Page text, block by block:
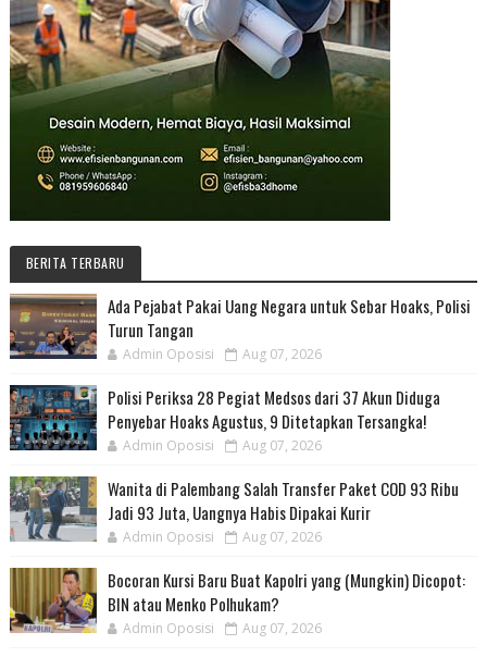
BERITA TERBARU
Ada Pejabat Pakai Uang Negara untuk Sebar Hoaks, Polisi
Turun Tangan
Admin Oposisi Aug 07, 2026
Polisi Periksa 28 Pegiat Medsos dari 37 Akun Diduga
Penyebar Hoaks Agustus, 9 Ditetapkan Tersangka!
Admin Oposisi Aug 07, 2026
Wanita di Palembang Salah Transfer Paket COD 93 Ribu
Jadi 93 Juta, Uangnya Habis Dipakai Kurir
Admin Oposisi Aug 07, 2026
Bocoran Kursi Baru Buat Kapolri yang (Mungkin) Dicopot:
BIN atau Menko Polhukam?
Admin Oposisi Aug 07, 2026